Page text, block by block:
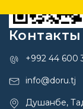
Контакты
+992 44 600
info@doru.tj
Душанбе,